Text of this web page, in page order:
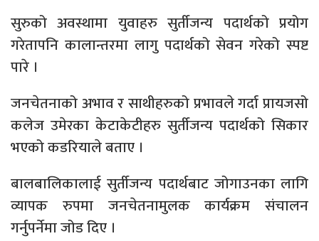
सुरुको अवस्थामा युवाहरु सुर्तीजन्य पदार्थको प्रयोग
गरेतापनि कालान्तरमा लागु पदार्थको सेवन गरेको स्पष्ट
पारे ।
जनचेतनाको अभाव र साथीहरुको प्रभावले गर्दा प्रायजसो
कलेज उमेरका केटाकेटीहरु सुर्तीजन्य पदार्थको सिकार
भएको कडरियाले बताए ।
बालबालिकालाई सुर्तीजन्य पदार्थबाट जोगाउनका लागि
व्यापक रुपमा जनचेतनामुलक कार्यक्रम संचालन
गर्नुपर्नेमा जोड दिए ।